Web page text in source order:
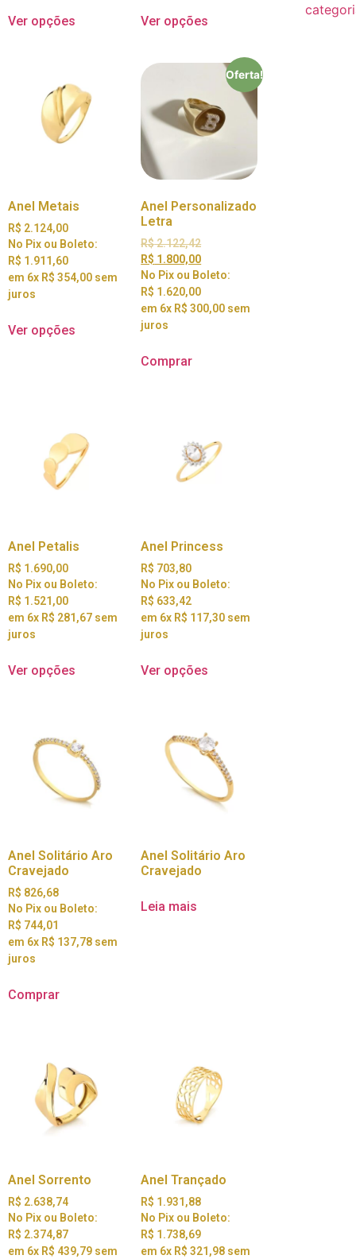
Ver opções Ver opções
Anel Metais
R$ 2.124,00
No Pix ou Boleto:
R$ 1.911,60
em 6x R$ 354,00 sem
juros
Ver opções
Oferta!
Anel Personalizado
Letra
R$2.122,42
R$ 1.800,00
No Pix ou Boleto:
R$ 1.620,00
em 6x R$ 300,00 sem
juros
Comprar
Anel Petalis
R$ 1.690,00
No Pix ou Boleto:
R$ 1.521,00
em 6x R$ 281,67 sem
juros
Ver opções
Anel Princess
R$ 703,80
No Pix ou Boleto:
R$ 633,42
em 6x R$ 117,30 sem
juros
Ver opções
Anel Solitário Aro
Cravejado
R$ 826,68
No Pix ou Boleto:
R$ 744,01
em 6x R$ 137,78 sem
juros
Comprar
Anel Solitário Aro
Cravejado
Leia mais
Anel Sorrento
R$ 2.638,74
No Pix ou Boleto:
R$ 2.374,87
em 6x R$ 439,79 sem
Anel Trançado
R$ 1.931,88
No Pix ou Boleto:
R$ 1.738,69
em 6x R$ 321,98 sem